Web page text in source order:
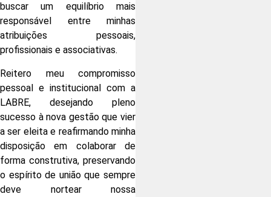
buscar um equilíbrio mais
responsável entre minhas
atribuições pessoais,
profissionais e associativas.
Reitero meu compromisso
pessoal e institucional com a
LABRE, desejando pleno
sucesso à nova gestão que vier
a ser eleita e reafirmando minha
disposição em colaborar de
forma construtiva, preservando
o espírito de união que sempre
deve nortear nossa